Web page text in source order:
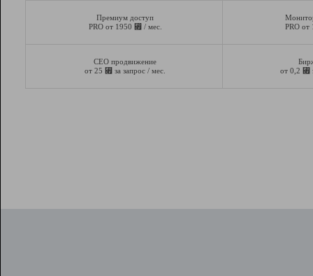
Премиум доступ
PRO от 1950 ⃏ / мес.
PRO
СЕО продвижение
от 25 ⃏ за запрос / мес.
от 0,2 ⃏